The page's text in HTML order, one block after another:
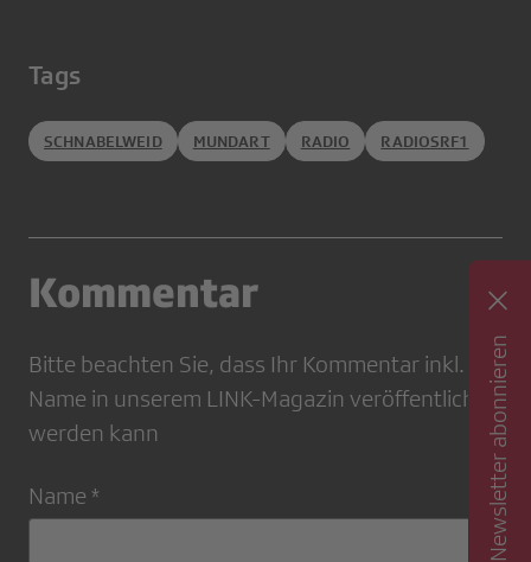
Tags
SCHNABELWEID MUNDART RADIO RADIOSRF1
Kommentar
Bitte beachten Sie, dass Ihr Kommentar inkl.
Name in unserem LINK-Magazin veröffentlicht
werden kann
Name * Newsletter abonnieren